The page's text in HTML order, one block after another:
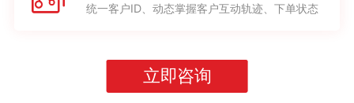
统一客户ID、动态掌握客户互动轨迹、下单状态
立即咨询